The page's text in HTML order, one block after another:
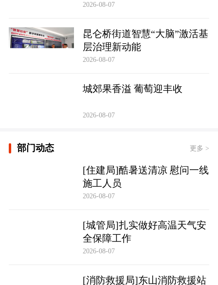
2026-08-07
昆仑桥街道智慧“大脑”激活基
层治理新动能
2026-08-07
城郊果香溢 葡萄迎丰收
2026-08-07
部门动态 更多 >
[住建局]酷暑送清凉 慰问一线
施工人员
2026-08-07
[城管局]扎实做好高温天气安
全保障工作
2026-08-07
[消防救援局]东山消防救援站